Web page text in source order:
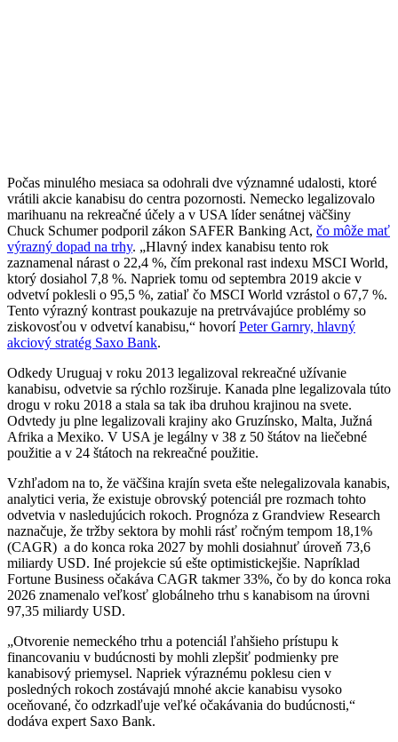
Počas minulého mesiaca sa odohrali dve významné udalosti, ktoré
vrátili akcie kanabisu do centra pozornosti. Nemecko legalizovalo
marihuanu na rekreačné účely a v USA líder senátnej väčšiny
Chuck Schumer podporil zákon SAFER Banking Act, čo môže mať
výrazný dopad na trhy. „Hlavný index kanabisu tento rok
zaznamenal nárast o 22,4 %, čím prekonal rast indexu MSCI World,
ktorý dosiahol 7,8 %. Napriek tomu od septembra 2019 akcie v
odvetví poklesli o 95,5 %, zatiaľ čo MSCI World vzrástol o 67,7 %.
Tento výrazný kontrast poukazuje na pretrvávajúce problémy so
ziskovosťou v odvetví kanabisu,“ hovoríPeter Garnry, hlavný
akciový stratég Saxo Bank.
Odkedy Uruguaj v roku 2013 legalizoval rekreačné užívanie
kanabisu, odvetvie sa rýchlo rozširuje. Kanada plne legalizovala túto
drogu v roku 2018 a stala sa tak iba druhou krajinou na svete.
Odvtedy ju plne legalizovali krajiny ako Gruzínsko, Malta, Južná
Afrika a Mexiko. V USA je legálny v 38 z 50 štátov na liečebné
použitie a v 24 štátoch na rekreačné použitie.
Vzhľadom na to, že väčšina krajín sveta ešte nelegalizovala kanabis,
analytici veria, že existuje obrovský potenciál pre rozmach tohto
odvetvia v nasledujúcich rokoch. Prognóza z Grandview Research
naznačuje, že tržby sektora by mohli rásť ročným tempom 18,1%
(CAGR) a do konca roka 2027 by mohli dosiahnuť úroveň 73,6
miliardy USD. Iné projekcie sú ešte optimistickejšie. Napríklad
Fortune Business očakáva CAGR takmer 33%, čo by do konca roka
2026 znamenalo veľkosť globálneho trhu s kanabisom na úrovni
97,35 miliardy USD.
„Otvorenie nemeckého trhu a potenciál ľahšieho prístupu k
financovaniu v budúcnosti by mohli zlepšiť podmienky pre
kanabisový priemysel. Napriek výraznému poklesu cien v
posledných rokoch zostávajú mnohé akcie kanabisu vysoko
oceňované, čo odzrkadľuje veľké očakávania do budúcnosti,“
dodáva expert Saxo Bank.